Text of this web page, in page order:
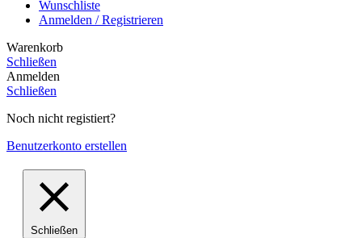
Wunschliste
Anmelden / Registrieren
Warenkorb
Schließen
Anmelden
Schließen
Noch nicht registiert?
Benutzerkonto erstellen
Schließen